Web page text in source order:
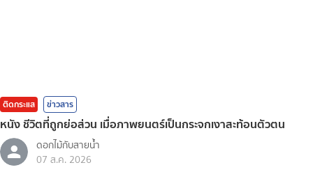
ติดกระแส ข่าวสาร
หนัง ชีวิตที่ถูกย่อส่วน เมื่อภาพยนตร์เป็นกระจกเงาสะท้อนตัวตน
ดอกไม้กับสายน้ำ
07 ส.ค. 2026